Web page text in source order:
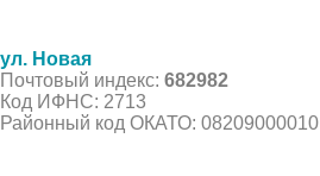
ул. Новая
Почтовый индекс: 682982
Код ИФНС: 2713
Районный код ОКАТО: 08209000010